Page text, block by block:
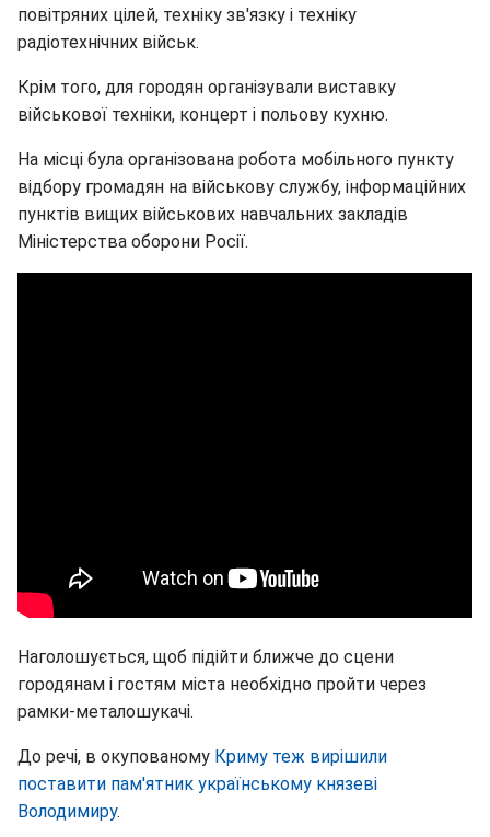
повітряних цілей, техніку зв'язку і техніку
радіотехнічних військ.
Крім того, для городян організували виставку
військової техніки, концерт і польову кухню.
На місці була організована робота мобільного пункту
відбору громадян на військову службу, інформаційних
пунктів вищих військових навчальних закладів
Міністерства оборони Росії.
Наголошується, щоб підійти ближче до сцени
городянам і гостям міста необхідно пройти через
рамки-металошукачі.
До речі, в окупованому Криму теж вирішили
поставити пам'ятник українському князеві
Володимиру.